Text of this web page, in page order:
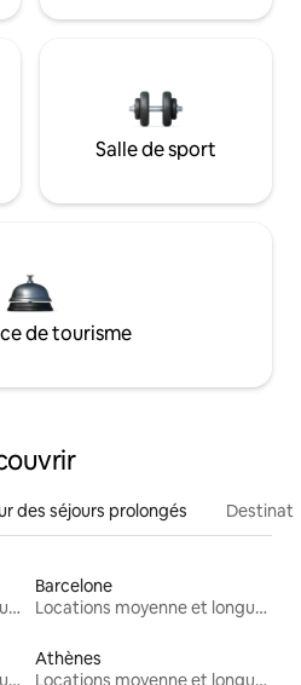
Salle de sport
de tourisme
des séjours prolongés
Locations moyenne et longue durée
Barcelone
Locations moyenne et longue durée
Locations moyenne et longue durée
Athènes
Locations moyenne et longue durée